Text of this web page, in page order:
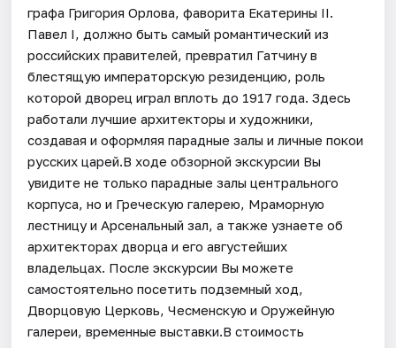
графа Григория Орлова, фаворита Екатерины II.
Павел I, должно быть самый романтический из
российских правителей, превратил Гатчину в
блестящую императорскую резиденцию, роль
которой дворец играл вплоть до 1917 года. Здесь
работали лучшие архитекторы и художники,
создавая и оформляя парадные залы и личные покои
русских царей.В ходе обзорной экскурсии Вы
увидите не только парадные залы центрального
корпуса, но и Греческую галерею, Мраморную
лестницу и Арсенальный зал, а также узнаете об
архитекторах дворца и его августейших
владельцах. После экскурсии Вы можете
самостоятельно посетить подземный ход,
Дворцовую Церковь, Чесменскую и Оружейную
галереи, временные выставки.В стоимость